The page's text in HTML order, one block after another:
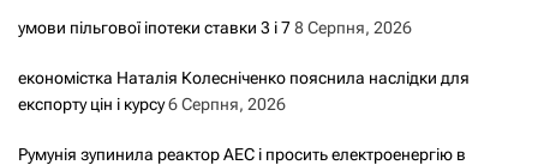
умови пільгової іпотеки ставки 3 і 78 Серпня, 2026
економістка Наталія Колесніченко пояснила наслідки для
експорту цін і курсу6 Серпня, 2026
Румунія зупинила реактор АЕС і просить електроенергію в